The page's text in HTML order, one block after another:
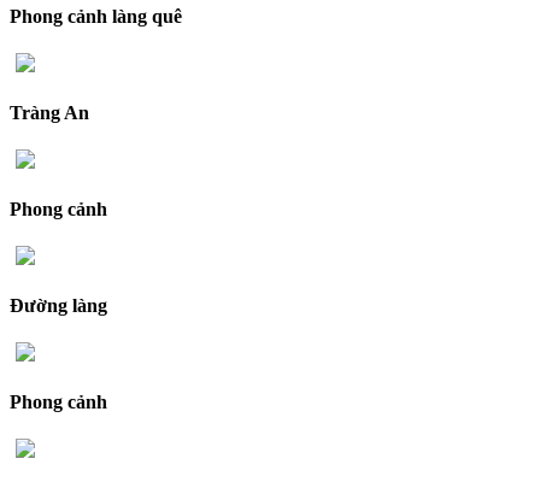
Phong cảnh làng quê
Tràng An
Phong cảnh
Đường làng
Phong cảnh